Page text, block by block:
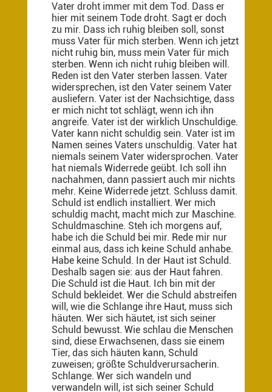
Vater droht immer mit dem Tod. Dass er
hier mit seinem Tode droht. Sagt er doch
zu mir. Dass ich ruhig bleiben soll, sonst
muss Vater für mich sterben. Wenn ich jetzt
nicht ruhig bin, muss mein Vater für mich
sterben. Wenn ich nicht ruhig bleiben will.
Reden ist den Vater sterben lassen. Vater
widersprechen, ist den Vater seinem Vater
ausliefern. Vater ist der Nachsichtige, dass
er mich nicht tot schlägt, wenn ich ihn
angreife. Vater ist der wirklich Unschuldige.
Vater kann nicht schuldig sein. Vater ist im
Namen seines Vaters unschuldig. Vater hat
niemals seinem Vater widersprochen. Vater
hat niemals Widerrede geübt. Ich soll ihn
nachahmen, dann passiert auch mir nichts
mehr. Keine Widerrede jetzt. Schluss damit.
Schuld ist endlich installiert. Wer mich
schuldig macht, macht mich zur Maschine.
Schuldmaschine. Steh ich morgens auf,
habe ich die Schuld bei mir. Rede mir nur
einmal aus, dass ich keine Schuld anhabe.
Habe keine Schuld. In der Haut ist Schuld.
Deshalb sagen sie: aus der Haut fahren.
Die Schuld ist die Haut. Ich bin mit der
Schuld bekleidet. Wer die Schuld abstreifen
will, wie die Schlange ihre Haut, muss sich
häuten. Wer sich häutet, ist sich seiner
Schuld bewusst. Wie schlau die Menschen
sind, diese Erwachsenen, dass sie einem
Tier, das sich häuten kann, Schuld
zuweisen; größte Schuldverursacherin.
Schlange. Wer sich wandeln und
verwandeln will, ist sich seiner Schuld